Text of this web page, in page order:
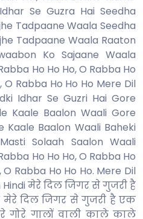
Se Guzra Hai Seedha
Tadpaane Waala Seedha
Tadpaane Waala Raaton
Ko Sajaane Waala
Ho Ho Ho, O Rabba Ho
O Rabba Ho Ho Ho Mere Dil
Idhar Se Guzri Hai Gore
Kaale Baalon Waali Gore
Kaale Baalon Waali Baheki
Solaah Saalon Waali
Ho Ho Ho, O Rabba Ho
Rabba Ho Ho Ho. Mere Dil
Hindi मेरे दिल जिगर से गुजरी है
दिल जिगर से गुजरी है एक
गोरे गालों वाली काले काले